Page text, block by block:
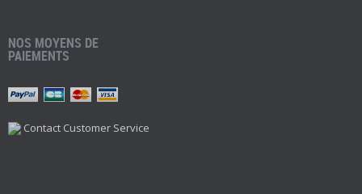
NOS MOYENS DE
PAIEMENTS
Contact Customer Service